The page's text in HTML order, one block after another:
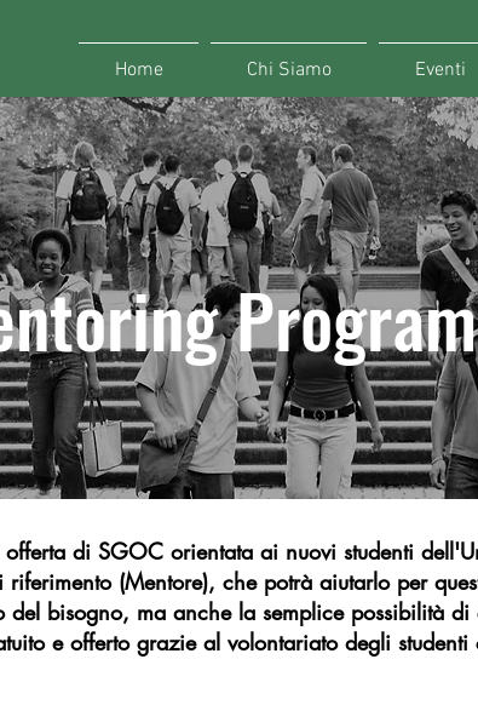
Home Chi Siamo Eventi
di SGOC orientata ai nuovi studenti
(Mentore), che potrà aiutarlo per
del bisogno, ma anche la semplice possibilità di
e offerto grazie al volontariato degli studenti